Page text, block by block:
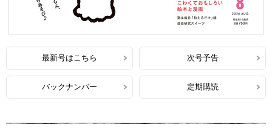
最新号はこちら 次号予告
バックナンバー 定期購読